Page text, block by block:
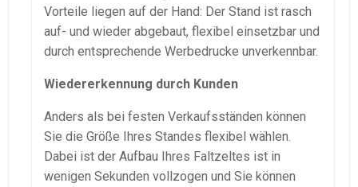
Vorteile liegen auf der Hand: Der Stand ist rasch
auf- und wieder abgebaut, flexibel einsetzbar und
durch entsprechende Werbedrucke unverkennbar.
Wiedererkennung durch Kunden
Anders als bei festen Verkaufsständen können
Sie die Größe Ihres Standes flexibel wählen.
Dabei ist der Aufbau Ihres Faltzeltes ist in
wenigen Sekunden vollzogen und Sie können